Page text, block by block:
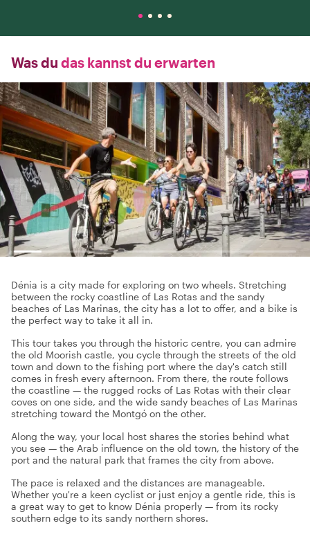
Was du das kannst du erwarten
Dénia is a city made for exploring on two wheels. Stretching
between the rocky coastline of Las Rotas and the sandy
beaches of Las Marinas, the city has a lot to offer, and a bike is
the perfect way to take it all in.
This tour takes you through the historic centre, you can admire
the old Moorish castle, you cycle through the streets of the old
town and down to the fishing port where the day's catch still
comes in fresh every afternoon. From there, the route follows
the coastline — the rugged rocks of Las Rotas with their clear
coves on one side, and the wide sandy beaches of Las Marinas
stretching toward the Montgó on the other.
Along the way, your local host shares the stories behind what
you see — the Arab influence on the old town, the history of the
port and the natural park that frames the city from above.
The pace is relaxed and the distances are manageable.
Whether you're a keen cyclist or just enjoy a gentle ride, this is
a great way to get to know Dénia properly — from its rocky
southern edge to its sandy northern shores.